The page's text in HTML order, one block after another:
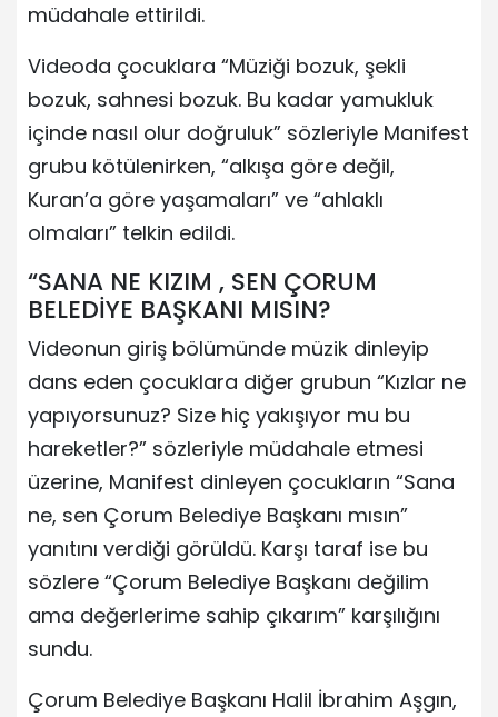
müdahale ettirildi.
Videoda çocuklara “Müziği bozuk, şekli
bozuk, sahnesi bozuk. Bu kadar yamukluk
içinde nasıl olur doğruluk” sözleriyle Manifest
grubu kötülenirken, “alkışa göre değil,
Kuran’a göre yaşamaları” ve “ahlaklı
olmaları” telkin edildi.
“SANA NE KIZIM , SEN ÇORUM
BELEDİYE BAŞKANI MISIN?
Videonun giriş bölümünde müzik dinleyip
dans eden çocuklara diğer grubun “Kızlar ne
yapıyorsunuz? Size hiç yakışıyor mu bu
hareketler?” sözleriyle müdahale etmesi
üzerine, Manifest dinleyen çocukların “Sana
ne, sen Çorum Belediye Başkanı mısın”
yanıtını verdiği görüldü. Karşı taraf ise bu
sözlere “Çorum Belediye Başkanı değilim
ama değerlerime sahip çıkarım” karşılığını
sundu.
Çorum Belediye Başkanı Halil İbrahim Aşgın,